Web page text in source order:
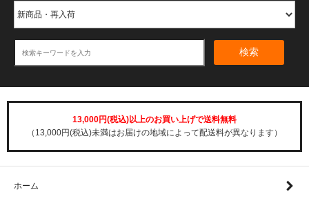
検索
13,000円(税込)以上のお買い上げで送料無料
（13,000円(税込)未満はお届けの地域によって配送料が異なります）
ホーム